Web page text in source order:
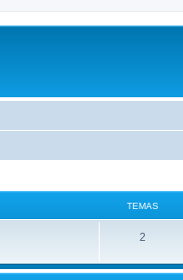
TEMAS
2